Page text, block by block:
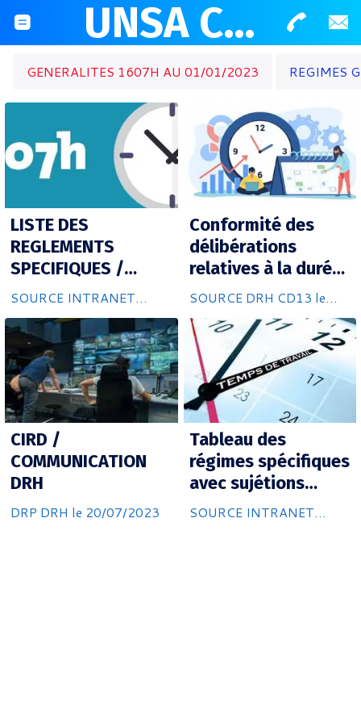
UNSA CD13
GENERALITES 1607H AU 01/01/2023 REGIMES
SOURCE INTRANET
CD13 le 06/02/2024
LISTE DES
REGLEMENTS
SPECIFIQUES /
1607H / CD13
SOURCE DRH CD13 le
28/12/2023
Conformité des
délibérations
relatives à la durée
légale du temps de
DRP DRH le 20/07/2023
CIRD /
COMMUNICATION
DRH
SOURCE INTRANET
Tableau des
régimes spécifiques
avec sujétions
particulières au